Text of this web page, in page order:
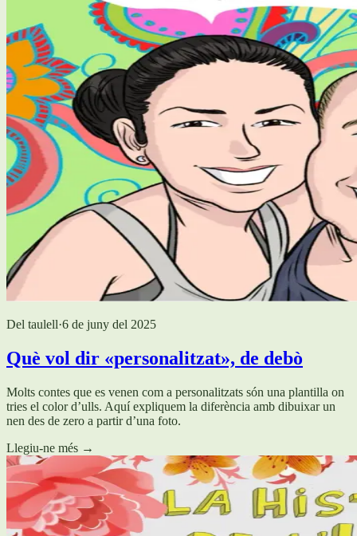
Del taulell·6 de juny del 2025
Què vol dir «personalitzat», de debò
Molts contes que es venen com a personalitzats són una plantilla on
tries el color d’ulls. Aquí expliquem la diferència amb dibuixar un
nen des de zero a partir d’una foto.
Llegiu-ne més →